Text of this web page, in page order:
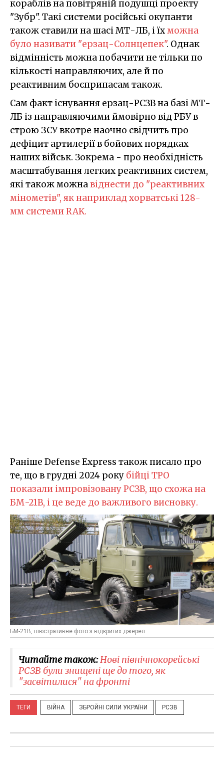
кораблів на повітряній подушці проекту
"Зубр". Такі системи російські окупанти
також ставили на шасі МТ-ЛБ, і їхможна
було називати "ерзац-Солнцепек". Однак
відмінність можна побачити не тільки по
кількості направляючих, але й по
реактивним боєприпасам також.
Сам факт існування ерзац-РСЗВ на базі МТ-
ЛБ із направляючими ймовірно від РБУ в
строю ЗСУ вкотре наочно свідчить про
дефіцит артилерії в бойових порядках
наших військ. Зокрема - про необхідність
масштабування легких реактивних систем,
які також можнавіднести до "реактивних
мінометів", як наприклад хорватські 128-
мм системи RAK.
Раніше Defense Express також писало про
те, що в грудні 2024 року бійці ТРО
показали імпровізовану РСЗВ, що схожа на
БМ-21В, і це веде до важливого висновку.
БМ-21В, ілюстративне фото з відкритих джерел
Читайте також:Нові північнокорейські
РСЗВ були знищені ще до того, як
"засвітилися" на фронті
ТЕГИ ВІЙНА ЗБРОЙНІ СИЛИ УКРАЇНИ РСЗВ